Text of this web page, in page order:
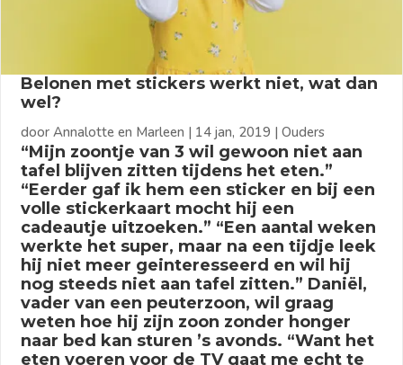
Belonen met stickers werkt niet, wat dan
wel?
doorAnnalotte en Marleen | 14 jan, 2019 |Ouders
“Mijn zoontje van 3 wil gewoon niet aan
tafel blijven zitten tijdens het eten.”
“Eerder gaf ik hem een sticker en bij een
volle stickerkaart mocht hij een
cadeautje uitzoeken.” “Een aantal weken
werkte het super, maar na een tijdje leek
hij niet meer geinteresseerd en wil hij
nog steeds niet aan tafel zitten.” Daniël,
vader van een peuterzoon, wil graag
weten hoe hij zijn zoon zonder honger
naar bed kan sturen ’s avonds. “Want het
eten voeren voor de TV gaat me echt te